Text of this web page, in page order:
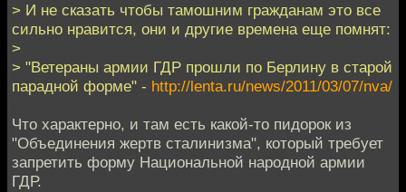
> И не сказать чтобы тамошним гражданам это все
сильно нравится, они и другие времена еще помнят:
>
> "Ветераны армии ГДР прошли по Берлину в старой
парадной форме" - http://lenta.ru/news/2011/03/07/nva/
Что характерно, и там есть какой-то пидорок из
"Объединения жертв сталинизма", который требует
запретить форму Национальной народной армии
ГДР.